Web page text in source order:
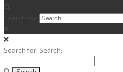
Search for: Search: